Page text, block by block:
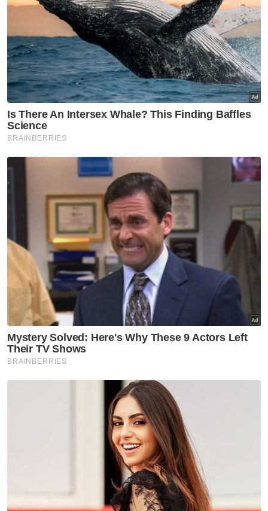
berkata, neneknya diserang angin ahmar
secara mengejut sebelum dibawa ke
Hospital Bandar Pusat Jengka dan
seterusnya dirujuk ke HOSAS, Temerloh.
Katanya, hasil pemeriksaan mendapati warga
emas itu mengalami pendarahan serius di
bahagian otak.
“Sejak itu, nenek hanya terlantar, bercakap
perlahan dan anggota kiri badannya
mengalami lumpuh.
Berita Telus & Tulus menerusi E-Mel setiap